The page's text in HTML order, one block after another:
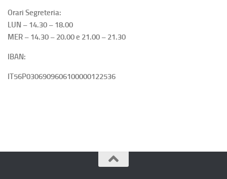
Orari Segreteria:
LUN – 14.30 – 18.00
MER – 14.30 – 20.00 e 21.00 – 21.30
IBAN:
IT56P0306909606100000122536